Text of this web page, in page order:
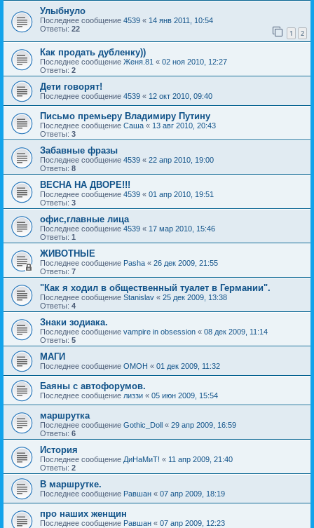
Улыбнуло
Последнее сообщение 4539 « 14 янв 2011, 10:54
Ответы: 22 1 2
Как продать дубленку))
Последнее сообщение Женя.81 « 02 ноя 2010, 12:27
Ответы: 2
Дети говорят!
Последнее сообщение 4539 « 12 окт 2010, 09:40
Письмо премьеру Владимиру Путину
Последнее сообщение Саша « 13 авг 2010, 20:43
Ответы: 3
Забавные фразы
Последнее сообщение 4539 « 22 апр 2010, 19:00
Ответы: 8
ВЕСНА НА ДВОРЕ!!!
Последнее сообщение 4539 « 01 апр 2010, 19:51
Ответы: 3
офис,главные лица
Последнее сообщение 4539 « 17 мар 2010, 15:46
Ответы: 1
ЖИВОТНЫЕ
Последнее сообщение Pasha « 26 дек 2009, 21:55
Ответы: 7
"Как я ходил в общественный туалет в Германии".
Последнее сообщение Stanislav « 25 дек 2009, 13:38
Ответы: 4
Знаки зодиака.
Последнее сообщение vampire in obsession « 08 дек 2009, 11:14
Ответы: 5
МАГИ
Последнее сообщение OMOH « 01 дек 2009, 11:32
Баяны с автофорумов.
Последнее сообщение лиззи « 05 июн 2009, 15:54
маршрутка
Последнее сообщение Gothic_Doll « 29 апр 2009, 16:59
Ответы: 6
История
Последнее сообщение ДиНаМиТ! « 11 апр 2009, 21:40
Ответы: 2
В маршрутке.
Последнее сообщение Равшан « 07 апр 2009, 18:19
про наших женщин
Последнее сообщение Равшан « 07 апр 2009, 12:23